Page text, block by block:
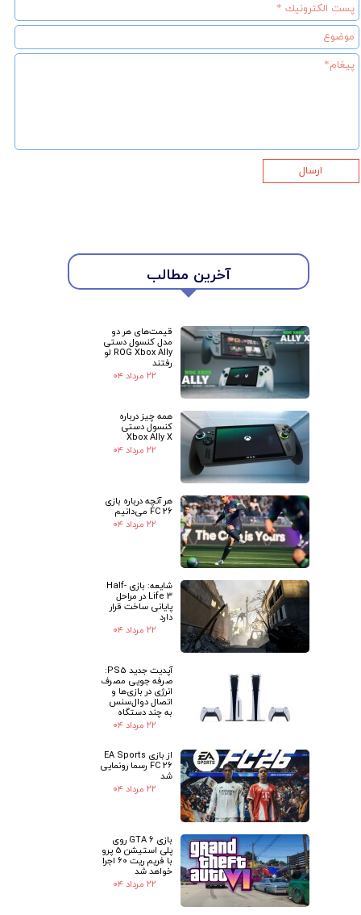
★
آخرین مطالب
قیمت‌های هر دو
مدل کنسول دستی
ROG Xbox Ally لو
رفتند
۲۲ مرداد ۰۴
همه چیز درباره
کنسول دستی
Xbox Ally X
۲۲ مرداد ۰۴
هر آنچه درباره بازی
FC 26 می‌دانیم
۲۲ مرداد ۰۴
شایعه: بازی Half-
Life 3 در مراحل
پایانی ساخت قرار
دارد
۲۲ مرداد ۰۴
آپدیت جدید PS5:
صرفه جویی مصرف
انرژی در بازی‌ها و
اتصال دوال‌سنس
به چند دستگاه
۲۲ مرداد ۰۴
از بازی EA Sports
FC 26 رسما رونمایی
شد
۲۲ مرداد ۰۴
بازی GTA 6 روی
پلی استیشن 5 پرو
با فریم ریت 60 اجرا
خواهد شد
۲۲ مرداد ۰۴
ارسال